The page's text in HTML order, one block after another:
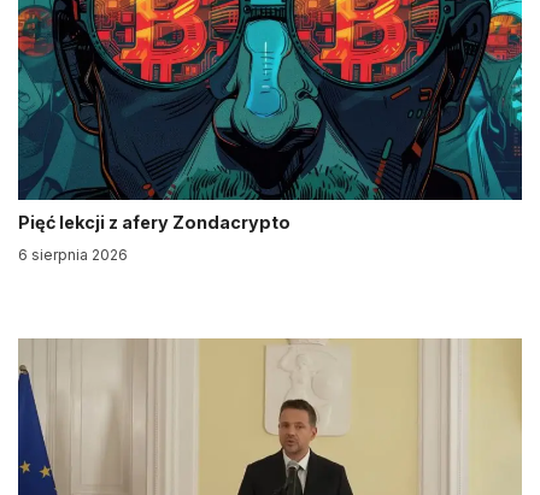
Pięć lekcji z afery Zondacrypto
6 sierpnia 2026